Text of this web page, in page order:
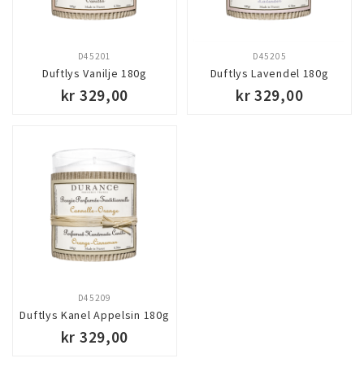
Duftlys Vanilje 180g
D45201
kr 329,00
Duftlys Lavendel 180g
D45205
kr 329,00
Duftlys Kanel Appelsin 180g
D45209
kr 329,00